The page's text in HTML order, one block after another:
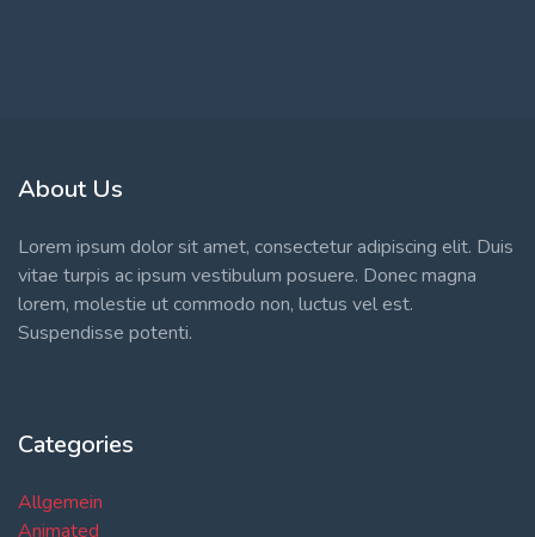
About Us
Lorem ipsum dolor sit amet, consectetur adipiscing elit. Duis
vitae turpis ac ipsum vestibulum posuere. Donec magna
lorem, molestie ut commodo non, luctus vel est.
Suspendisse potenti.
Categories
Allgemein
Animated